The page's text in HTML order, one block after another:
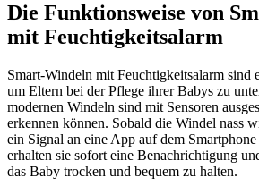
Die Funktionsweise von
mit Feuchtigkeitsalarm
Smart-Windeln mit Feuchtigkeitsalarm sind
um Eltern bei der Pflege ihrer Babys zu
modernen Windeln sind mit Sensoren
erkennen können. Sobald die Windel nass
ein Signal an eine App auf dem
erhalten sie sofort eine Benachrichtigung
das Baby trocken und bequem zu halten.